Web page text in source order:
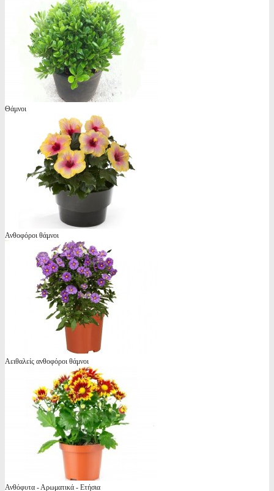
Θάμνοι
Ανθοφόροι θάμνοι
Αειθαλείς ανθοφόροι θάμνοι
Ανθόφυτα - Αρωματικά - Ετήσια